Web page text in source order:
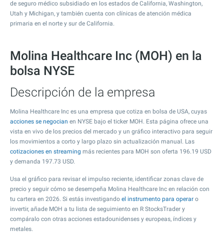
de seguro médico subsidiado en los estados de California, Washington,
Utah y Michigan, y también cuenta con clínicas de atención médica
primaria en el norte y sur de California.
Molina Healthcare Inc (MOH) en la
bolsa NYSE
Descripción de la empresa
Molina Healthcare Inc es una empresa que cotiza en bolsa de USA, cuyas
acciones se negocian en NYSE bajo el ticker MOH. Esta página ofrece una
vista en vivo de los precios del mercado y un gráfico interactivo para seguir
los movimientos a corto y largo plazo sin actualización manual. Las
cotizaciones en streaming más recientes para MOH son oferta 196.19 USD
y demanda 197.73 USD.
Usa el gráfico para revisar el impulso reciente, identificar zonas clave de
precio y seguir cómo se desempeña Molina Healthcare Inc en relación con
tu cartera en 2026. Si estás investigando el instrumento para operar o
invertir, añade MOH a tu lista de seguimiento en R StocksTrader y
compáralo con otras acciones estadounidenses y europeas, índices y
metales.